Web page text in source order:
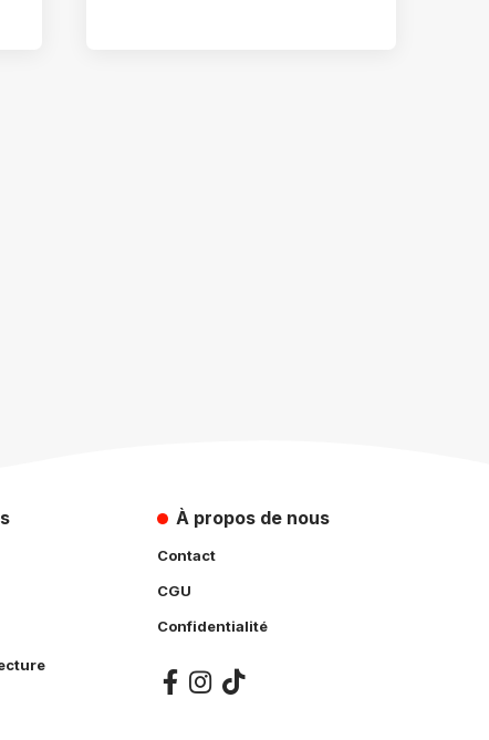
À propos de nous
Contact
CGU
Confidentialité